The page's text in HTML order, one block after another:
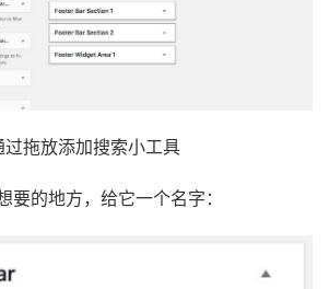
过拖放添加搜索小工具
要的地方，给它一个名字：